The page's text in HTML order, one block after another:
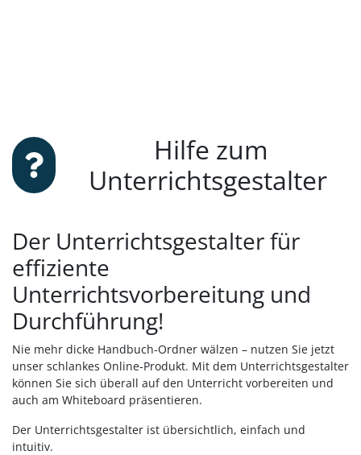
Hilfe zum
Unterrichtsgestalter
Der Unterrichtsgestalter für
effiziente
Unterrichtsvorbereitung und
Durchführung!
Nie mehr dicke Handbuch-Ordner wälzen – nutzen Sie jetzt
unser schlankes Online-Produkt. Mit dem Unterrichtsgestalter
können Sie sich überall auf den Unterricht vorbereiten und
auch am Whiteboard präsentieren.
Der Unterrichtsgestalter ist übersichtlich, einfach und
intuitiv.